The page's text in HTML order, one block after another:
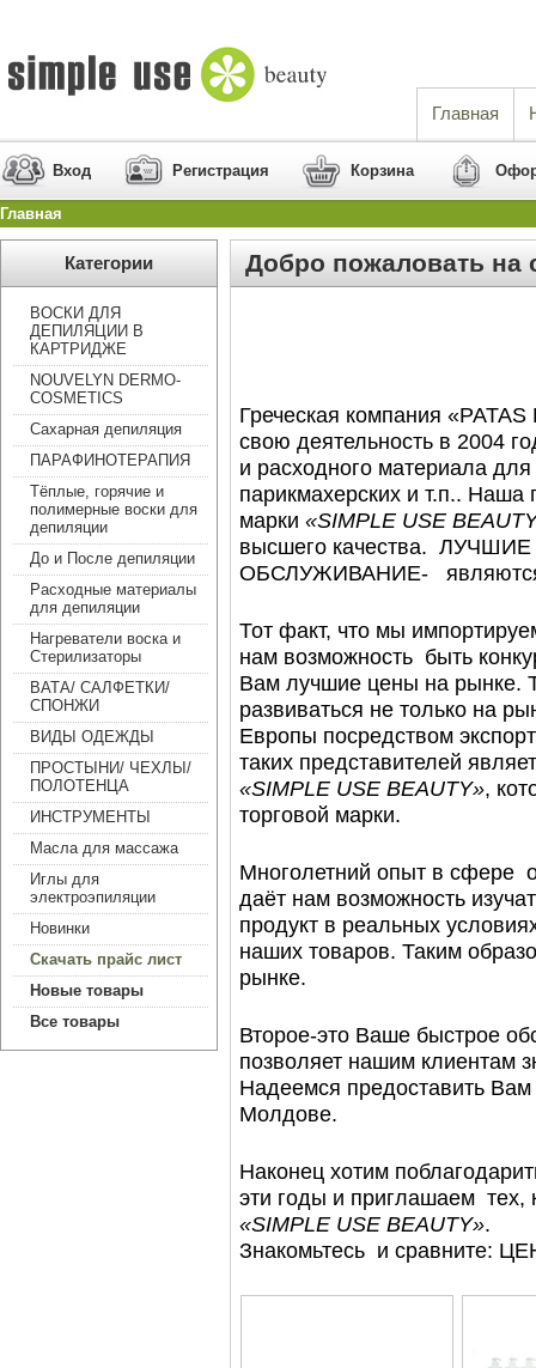
Главная
Вход Регистрация Корзина
Главная
Категории
ВОСКИ ДЛЯ
ДЕПИЛЯЦИИ В
КАРТРИДЖЕ
NOUVELYN DERMO-
COSMETICS
Сахарная депиляция
ПАРАФИНОТЕРАПИЯ
Тёплые, горячие и
полимерные воски для
депиляции
До и После депиляции
Расходные материалы
для депиляции
Нагреватели воска и
Стерилизаторы
ВАТА/ САЛФЕТКИ/
СПОНЖИ
ВИДЫ ОДЕЖДЫ
ПРОСТЫНИ/ ЧЕХЛЫ/
ПОЛОТЕНЦА
ИНСТРУМЕНТЫ
Масла для массажа
Иглы для
электроэпиляции
Новинки
Скачать прайс лист
Новые товары
Все товары
Добро пожаловать на
Греческая компания
свою деятельность в 2004
и расходного материала
парикмахерских и т.п.. Наша
марки «SIMPLE USE
высшего качества.
ОБСЛУЖИВАНИЕ-
Тот факт, что мы
нам возможность быть
Вам лучшие цены на рынке.
развиваться не только на
Европы посредством
таких представителей
«SIMPLE USE BEAUTY»,
торговой марки.
Многолетний опыт в сфере
даёт нам возможность
продукт в реальных
наших товаров. Таким
рынке.
Второе-это Ваше быстрое
позволяет нашим клиентам
Надеемся предоставить
Молдове.
Наконец хотим
эти годы и приглашаем тех,
«SIMPLE USE BEAUTY».
Знакомьтесь и сравните: